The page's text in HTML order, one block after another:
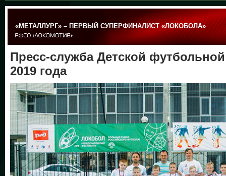
«МЕТАЛЛУРГ» – ПЕРВЫЙ СУПЕРФИНАЛИСТ «ЛОКОБОЛА»
Пресс-служба Детской
2019 года